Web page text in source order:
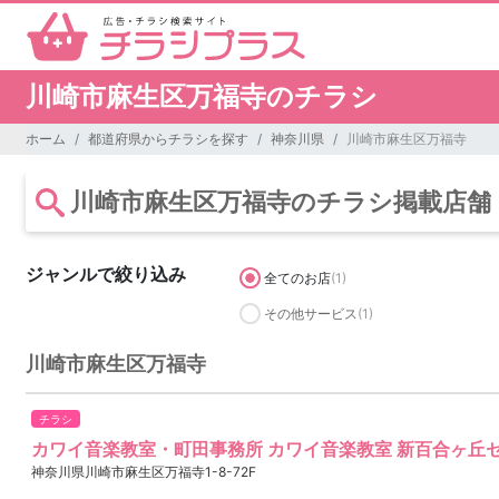
川崎市麻生区万福寺のチラシ
ホーム 都道府県からチラシを探す 神奈川県 川崎市麻生区万福寺
川崎市麻生区万福寺のチラシ掲載店舗
ジャンルで絞り込み 全てのお店(1)
その他サービス(1)
川崎市麻生区万福寺
チラシ
カワイ音楽教室・町田事務所 カワイ音楽教室 新百合ヶ丘
神奈川県川崎市麻生区万福寺1-8-72F